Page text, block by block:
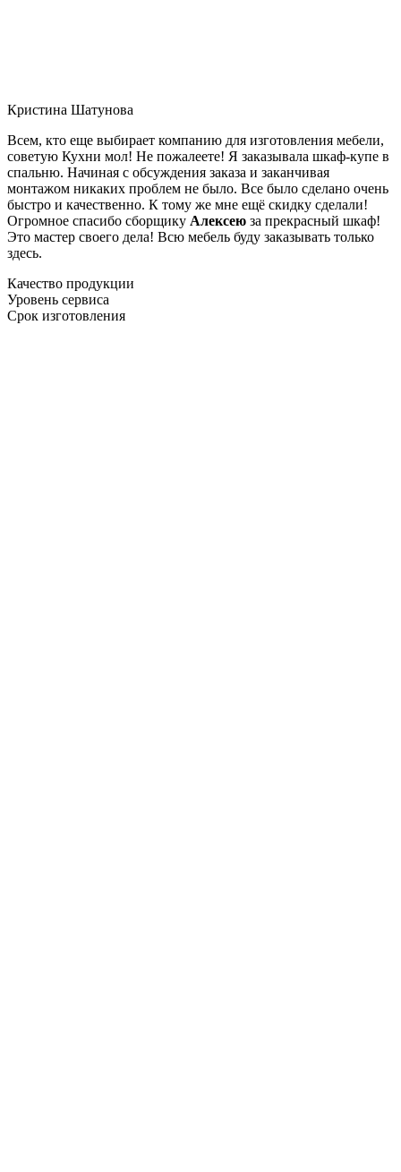
Кристина Шатунова
Всем, кто еще выбирает компанию для изготовления мебели,
советую Кухни мол! Не пожалеете! Я заказывала шкаф-купе в
спальню. Начиная с обсуждения заказа и заканчивая
монтажом никаких проблем не было. Все было сделано очень
быстро и качественно. К тому же мне ещё скидку сделали!
Огромное спасибо сборщику Алексею за прекрасный шкаф!
Это мастер своего дела! Всю мебель буду заказывать только
здесь.
Качество продукции
Уровень сервиса
Срок изготовления